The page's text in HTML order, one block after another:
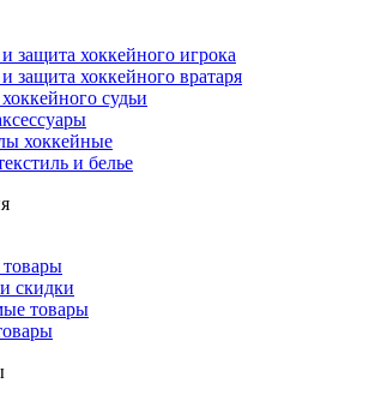
защита хоккейного игрока
защита хоккейного вратаря
судьи
хоккейные
и белье
скидки
товары